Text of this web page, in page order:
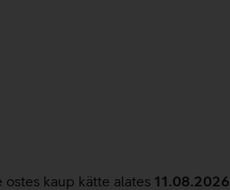
ostes kaup kätte alates 11.08.2026